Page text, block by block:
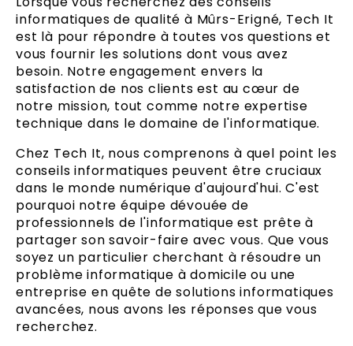
informatiques de qualité à Mûrs-Erigné, Tech It
est là pour répondre à toutes vos questions et
vous fournir les solutions dont vous avez
besoin. Notre engagement envers la
satisfaction de nos clients est au cœur de
notre mission, tout comme notre expertise
technique dans le domaine de l'informatique.
Chez Tech It, nous comprenons à quel point les
conseils informatiques peuvent être cruciaux
dans le monde numérique d'aujourd'hui. C'est
pourquoi notre équipe dévouée de
professionnels de l'informatique est prête à
partager son savoir-faire avec vous. Que vous
soyez un particulier cherchant à résoudre un
problème informatique à domicile ou une
entreprise en quête de solutions informatiques
avancées, nous avons les réponses que vous
recherchez.